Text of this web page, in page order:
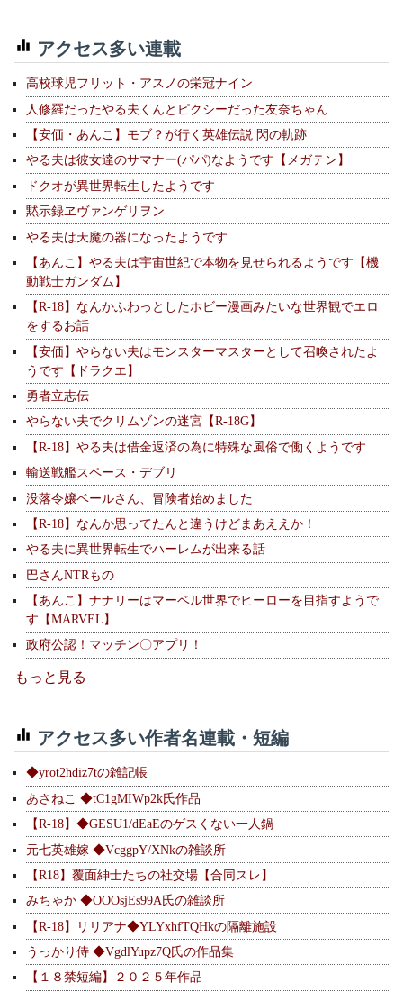
アクセス多い連載
高校球児フリット・アスノの栄冠ナイン
人修羅だったやる夫くんとピクシーだった友奈ちゃん
【安価・あんこ】モブ？が行く英雄伝説 閃の軌跡
やる夫は彼女達のサマナー(パパ)なようです【メガテン】
ドクオが異世界転生したようです
黙示録ヱヴァンゲリヲン
やる夫は天魔の器になったようです
【あんこ】やる夫は宇宙世紀で本物を見せられるようです【機
動戦士ガンダム】
【R-18】なんかふわっとしたホビー漫画みたいな世界観でエロ
をするお話
【安価】やらない夫はモンスターマスターとして召喚されたよ
うです【ドラクエ】
勇者立志伝
やらない夫でクリムゾンの迷宮【R-18G】
【R-18】やる夫は借金返済の為に特殊な風俗で働くようです
輸送戦艦スペース・デブリ
没落令嬢ベールさん、冒険者始めました
【R-18】なんか思ってたんと違うけどまあええか！
やる夫に異世界転生でハーレムが出来る話
巴さんNTRもの
【あんこ】ナナリーはマーベル世界でヒーローを目指すようで
す【MARVEL】
政府公認！マッチン〇アプリ！
もっと見る
アクセス多い作者名連載・短編
◆yrot2hdiz7tの雑記帳
あさねこ ◆tC1gMIWp2k氏作品
【R-18】◆GESU1/dEaEのゲスくない一人鍋
元七英雄嫁 ◆VcggpY/XNkの雑談所
【R18】覆面紳士たちの社交場【合同スレ】
みちゃか ◆OOOsjEs99A氏の雑談所
【R-18】リリアナ◆YLYxhfTQHkの隔離施設
うっかり侍 ◆VgdlYupz7Q氏の作品集
【１８禁短編】２０２５年作品